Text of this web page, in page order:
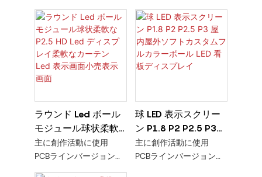
ディスプレイ P1.5
P1.86 P2.5 工場在庫
ラウンド Led ボール
モジュール球状柔軟
な P2.5 HD Led ディ
スプレイ柔軟なカー
テン Led 表示画面小
主に創作活動に使用
PCBラインバージョン
球 LED 表示スクリー
ン P1.8 P2 P2.5 P3
屋内屋外ソフトカス
タムフルカラーボー
主に創作活動に使用
PCBラインバージョン